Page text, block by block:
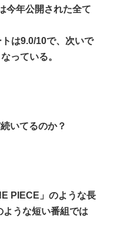
今年公開された全て
は9.0/10で、次いで
っている。
いてるのか？
PIECE」のような長
うな短い番組では